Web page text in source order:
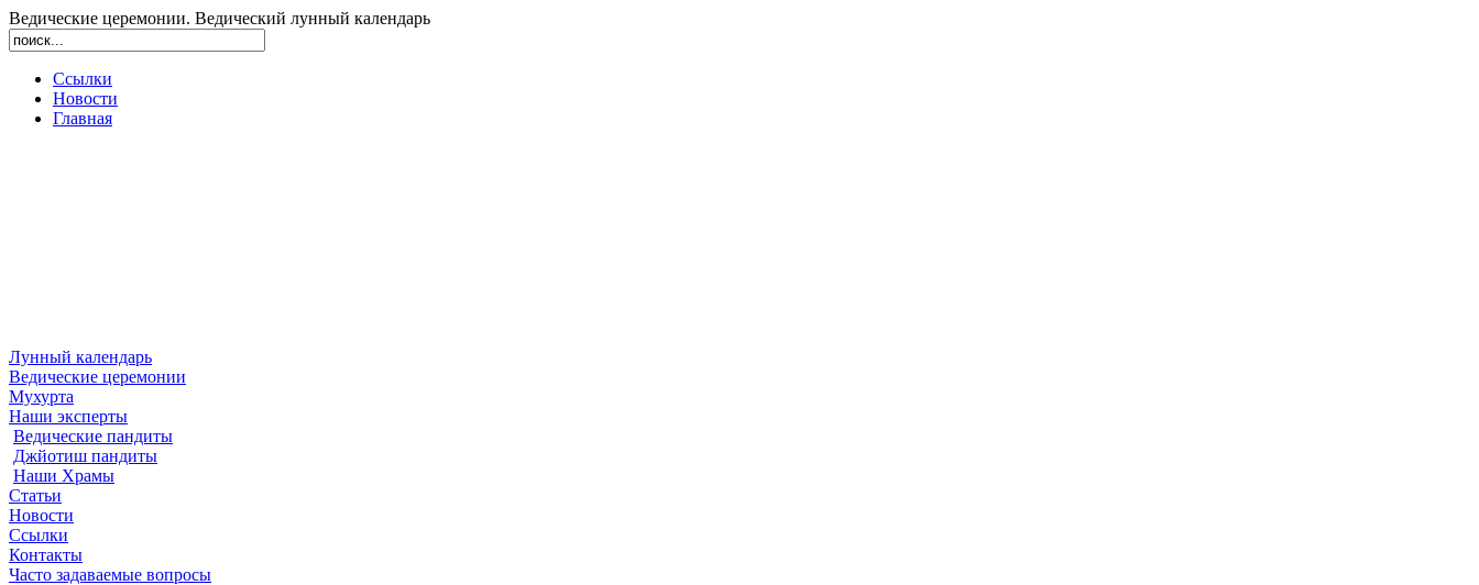
Ведические церемонии. Ведический лунный календарь
Ссылки
Новости
Главная
Лунный календарь
Ведические церемонии
Мухурта
Наши эксперты
Ведические пандиты
Джйотиш пандиты
Наши Храмы
Статьи
Новости
Ссылки
Контакты
Часто задаваемые вопросы